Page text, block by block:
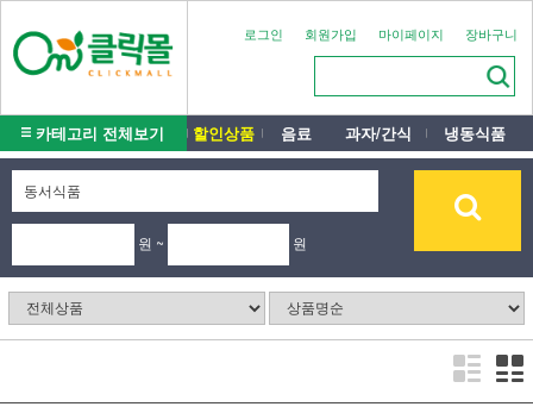
로그인 회원가입 마이페이지 장바구니
카테고리 전체보기 할인상품 음료 과자/간식 냉동식품
원 ~ 원